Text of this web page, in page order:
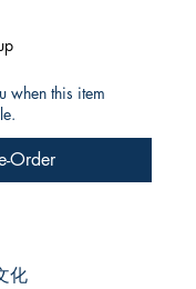
when this item
Order
化